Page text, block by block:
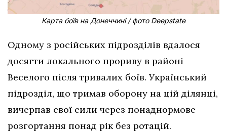
Карта боїв на Донеччині / фото Deepstate
Одному з російських підрозділів вдалося
досягти локального прориву в районі
Веселого після тривалих боїв. Український
підрозділ, що тримав оборону на цій ділянці,
вичерпав свої сили через понаднормове
розгортання понад рік без ротацій.